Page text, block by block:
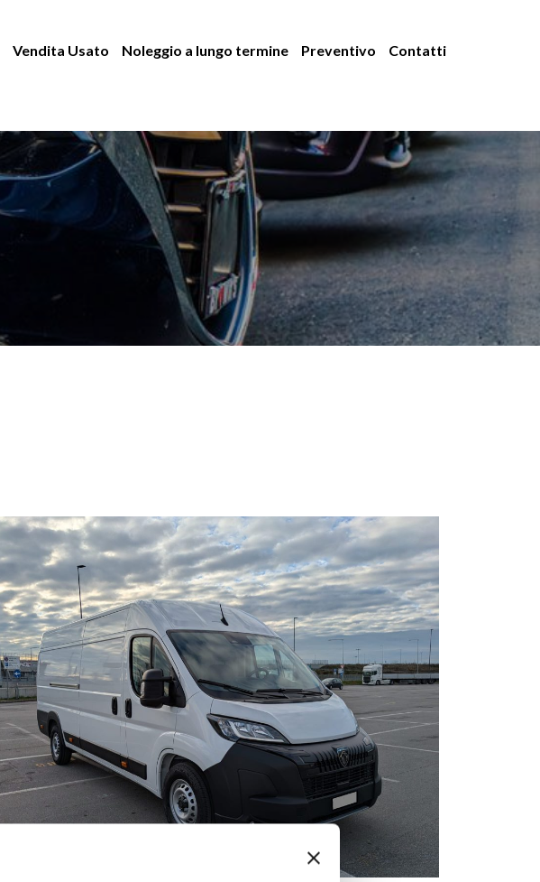
Vendita Usato Noleggio a lungo termine Preventivo Contatti